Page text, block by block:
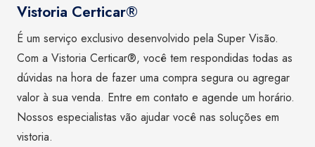
Vistoria Certicar®
É um serviço exclusivo desenvolvido pela Super Visão.
Com a Vistoria Certicar®, você tem respondidas todas as
dúvidas na hora de fazer uma compra segura ou agregar
valor à sua venda. Entre em contato e agende um horário.
Nossos especialistas vão ajudar você nas soluções em
vistoria.